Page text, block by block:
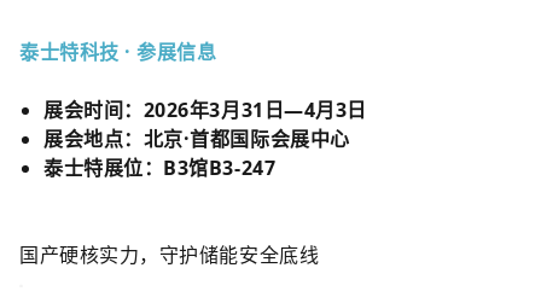
泰士特科技 · 参展信息
展会时间：2026年3月31日—4月3日
展会地点：北京·首都国际会展中心
泰士特展位：B3馆B3-247
国产硬核实力，守护储能安全底线